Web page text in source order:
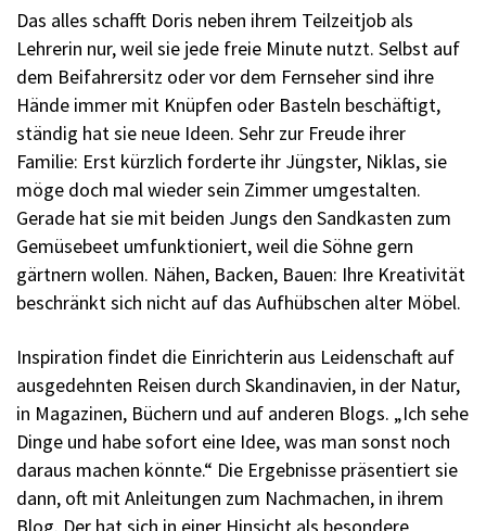
Das alles schafft Doris neben ihrem Teilzeitjob als
Lehrerin nur, weil sie jede freie Minute nutzt. Selbst auf
dem Beifahrersitz oder vor dem Fernseher sind ihre
Hände immer mit Knüpfen oder Basteln beschäftigt,
ständig hat sie neue Ideen. Sehr zur Freude ihrer
Familie: Erst kürzlich forderte ihr Jüngster, Niklas, sie
möge doch mal wieder sein Zimmer umgestalten.
Gerade hat sie mit beiden Jungs den Sandkasten zum
Gemüsebeet umfunktioniert, weil die Söhne gern
gärtnern wollen. Nähen, Backen, Bauen: Ihre Kreativität
beschränkt sich nicht auf das Aufhübschen alter Möbel.
Inspiration findet die Einrichterin aus Leidenschaft auf
ausgedehnten Reisen durch Skandinavien, in der Natur,
in Magazinen, Büchern und auf anderen Blogs. „Ich sehe
Dinge und habe sofort eine Idee, was man sonst noch
daraus machen könnte.“ Die Ergebnisse präsentiert sie
dann, oft mit Anleitungen zum Nachmachen, in ihrem